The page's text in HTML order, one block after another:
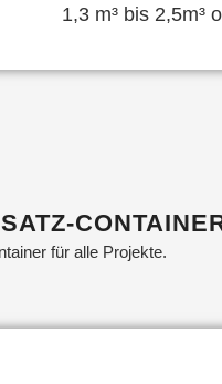
1,3 m³ bis 2,5m³
für alle Projekte.